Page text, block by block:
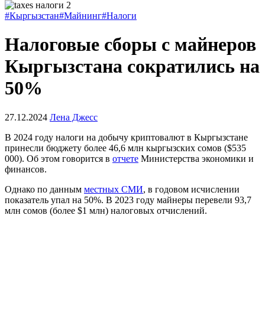
#Кыргызстан#Майнинг#Налоги
Налоговые сборы с майнеров
Кыргызстана сократились на
50%
27.12.2024 Лена Джесс
В 2024 году налоги на добычу криптовалют в Кыргызстане
принесли бюджету более 46,6 млн кыргызских сомов ($535
000). Об этом говорится в отчете Министерства экономики и
финансов.
Однако по данным местных СМИ, в годовом исчислении
показатель упал на 50%. В 2023 году майнеры перевели 93,7
млн ​​сомов (более $1 млн) налоговых отчислений.